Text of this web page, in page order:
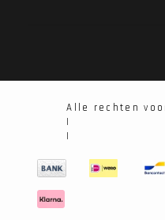
Alle rechten
|
|